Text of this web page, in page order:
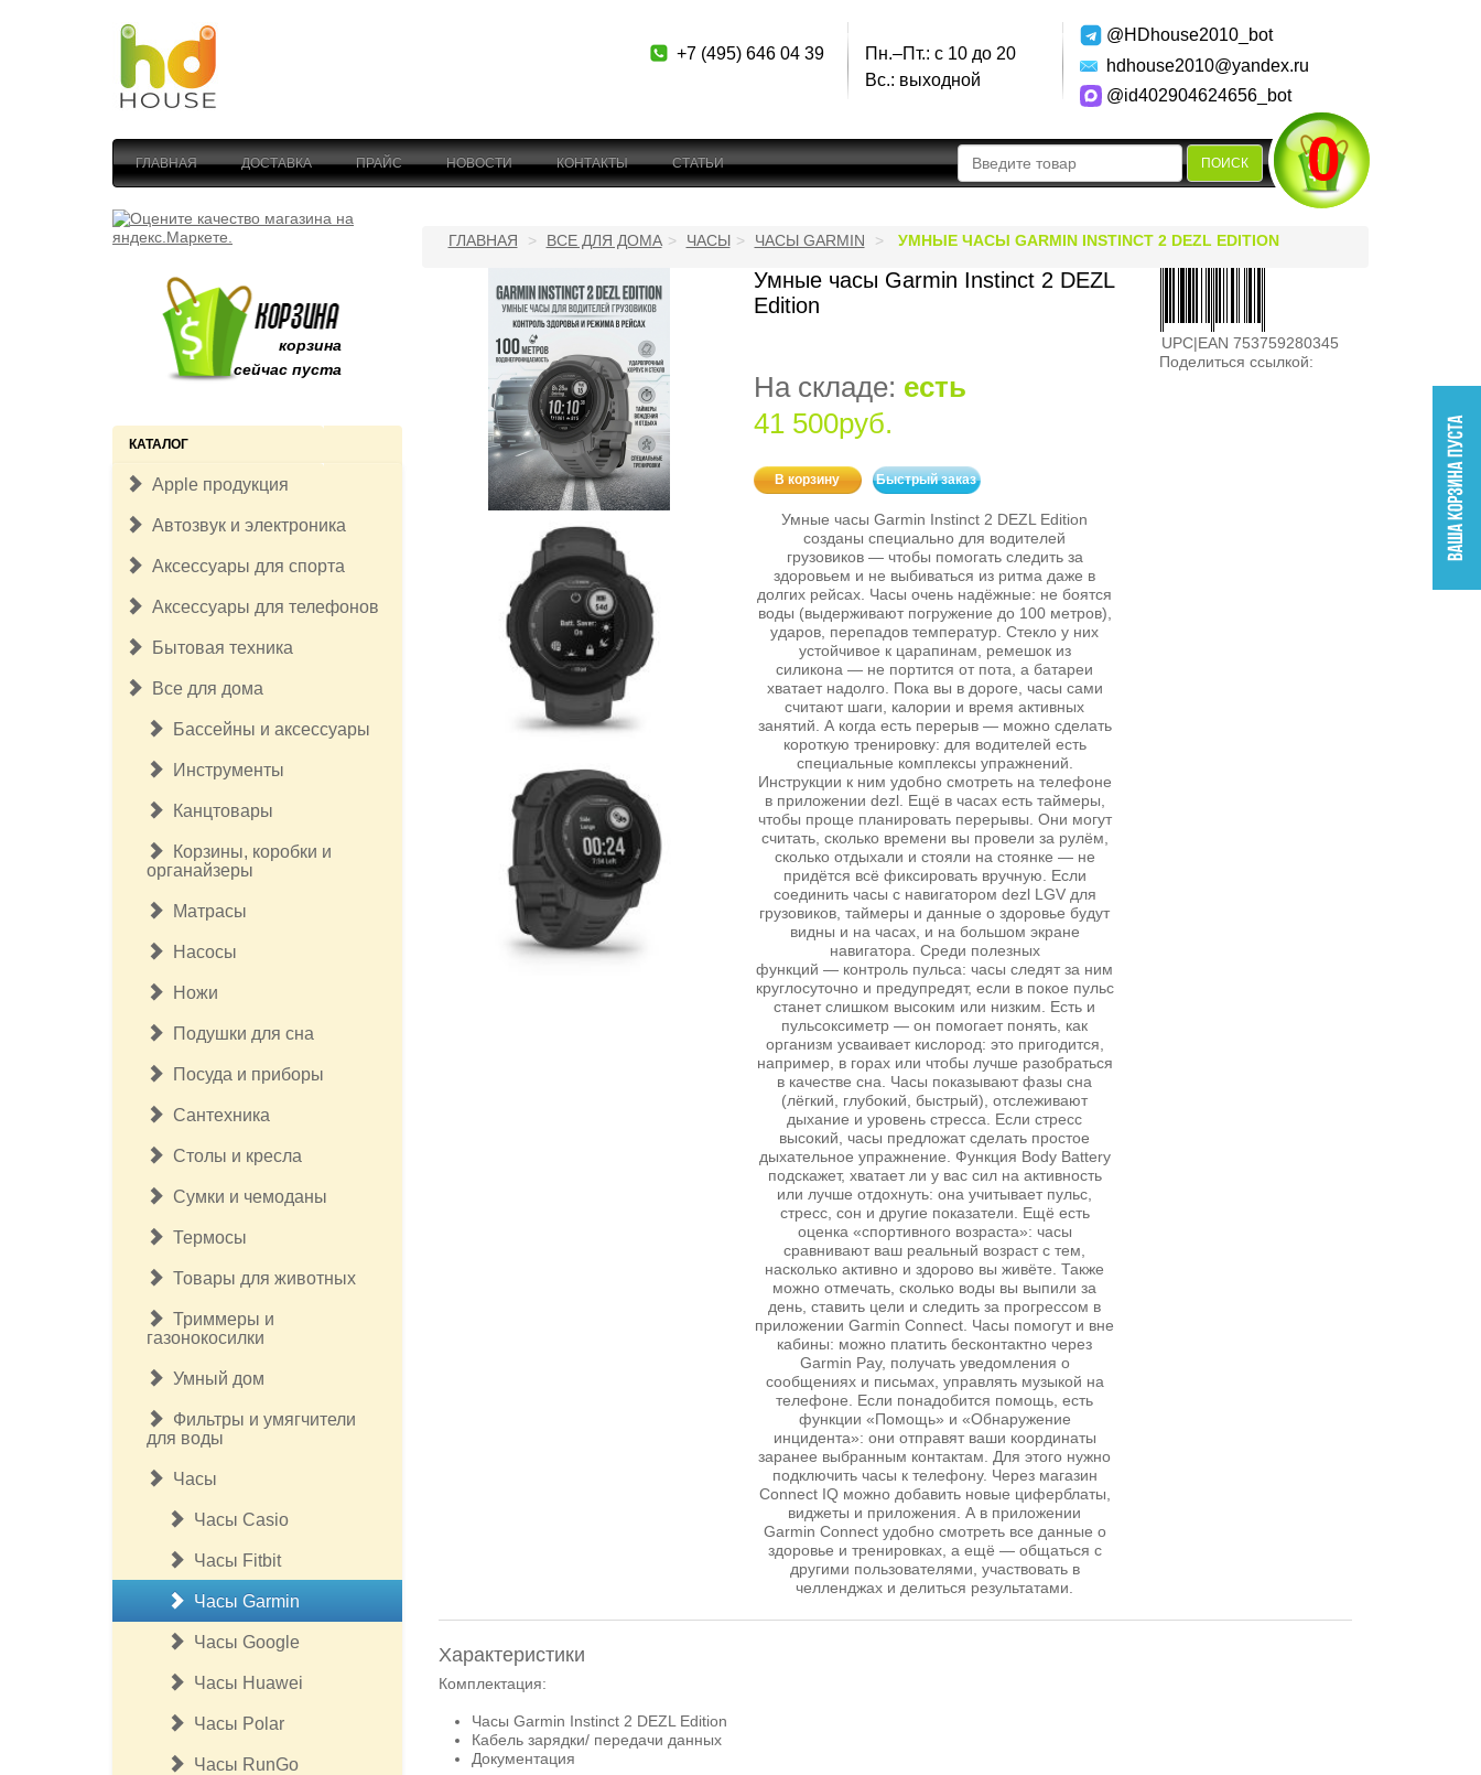
+7 (495) 646 04 39
Пн.–Пт.: с 10 до 20
Вс.: выходной
@HDhouse2010_bot
hdhouse2010@yandex.ru
@id402904624656_bot
ГЛАВНАЯ ДОСТАВКА ПРАЙС НОВОСТИ КОНТАКТЫ СТАТЬИ ПОИСК 0
корзина
сейчас пуста
КАТАЛОГ
Apple продукция
Автозвук и электроника
Аксессуары для спорта
Аксессуары для телефонов
Бытовая техника
Все для дома
Бассейны и аксессуары
Инструменты
Канцтовары
Корзины, коробки и
органайзеры
Матрасы
Насосы
Ножи
Подушки для сна
Посуда и приборы
Сантехника
Столы и кресла
Сумки и чемоданы
Термосы
Товары для животных
Триммеры и
газонокосилки
Умный дом
Фильтры и умягчители
для воды
Часы
Часы Casio
Часы Fitbit
Часы Garmin
Часы Google
Часы Huawei
Часы Polar
Часы RunGo
ГЛАВНАЯ ВСЕ ДЛЯ ДОМА ЧАСЫ ЧАСЫ GARMIN УМНЫЕ ЧАСЫ GARMIN INSTINCT 2 DEZL EDITION
Умные часы Garmin Instinct 2 DEZL
Edition
На складе: есть
41 500руб.
В корзину Быстрый заказ
Умные часы Garmin Instinct 2 DEZL Edition
созданы специально для водителей
грузовиков — чтобы помогать следить за
здоровьем и не выбиваться из ритма даже в
долгих рейсах. Часы очень надёжные: не боятся
воды (выдерживают погружение до 100 метров),
ударов, перепадов температур. Стекло у них
устойчивое к царапинам, ремешок из
силикона — не портится от пота, а батареи
хватает надолго. Пока вы в дороге, часы сами
считают шаги, калории и время активных
занятий. А когда есть перерыв — можно сделать
короткую тренировку: для водителей есть
специальные комплексы упражнений.
Инструкции к ним удобно смотреть на телефоне
в приложении dezl. Ещё в часах есть таймеры,
чтобы проще планировать перерывы. Они могут
считать, сколько времени вы провели за рулём,
сколько отдыхали и стояли на стоянке — не
придётся всё фиксировать вручную. Если
соединить часы с навигатором dezl LGV для
грузовиков, таймеры и данные о здоровье будут
видны и на часах, и на большом экране
навигатора. Среди полезных
функций — контроль пульса: часы следят за ним
круглосуточно и предупредят, если в покое пульс
станет слишком высоким или низким. Есть и
пульсоксиметр — он помогает понять, как
организм усваивает кислород: это пригодится,
например, в горах или чтобы лучше разобраться
в качестве сна. Часы показывают фазы сна
(лёгкий, глубокий, быстрый), отслеживают
дыхание и уровень стресса. Если стресс
высокий, часы предложат сделать простое
дыхательное упражнение. Функция Body Battery
подскажет, хватает ли у вас сил на активность
или лучше отдохнуть: она учитывает пульс,
стресс, сон и другие показатели. Ещё есть
оценка «спортивного возраста»: часы
сравнивают ваш реальный возраст с тем,
насколько активно и здорово вы живёте. Также
можно отмечать, сколько воды вы выпили за
день, ставить цели и следить за прогрессом в
приложении Garmin Connect. Часы помогут и вне
кабины: можно платить бесконтактно через
Garmin Pay, получать уведомления о
сообщениях и письмах, управлять музыкой на
телефоне. Если понадобится помощь, есть
функции «Помощь» и «Обнаружение
инцидента»: они отправят ваши координаты
заранее выбранным контактам. Для этого нужно
подключить часы к телефону. Через магазин
Connect IQ можно добавить новые циферблаты,
виджеты и приложения. А в приложении
Garmin Connect удобно смотреть все данные о
здоровье и тренировках, а ещё — общаться с
другими пользователями, участвовать в
челленджах и делиться результатами.
UPC|EAN 753759280345
Поделиться ссылкой:
Характеристики
Комплектация:
Часы Garmin Instinct 2 DEZL Edition
Кабель зарядки/ передачи данных
Документация